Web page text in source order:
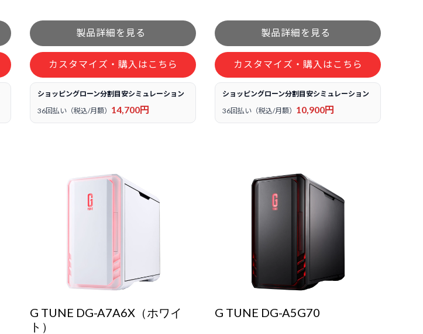
カスタマイズ・購入はこちら
ショッピングローン分割目安シミュレーション
36回払い（税込/月額） 14,700円
カスタマイズ・購入はこちら
ショッピングローン分割目安シミュレーション
36回払い（税込/月額） 10,900円
G TUNE DG-A7A6X（ホワイ
ト）
G TUNE DG-A5G70